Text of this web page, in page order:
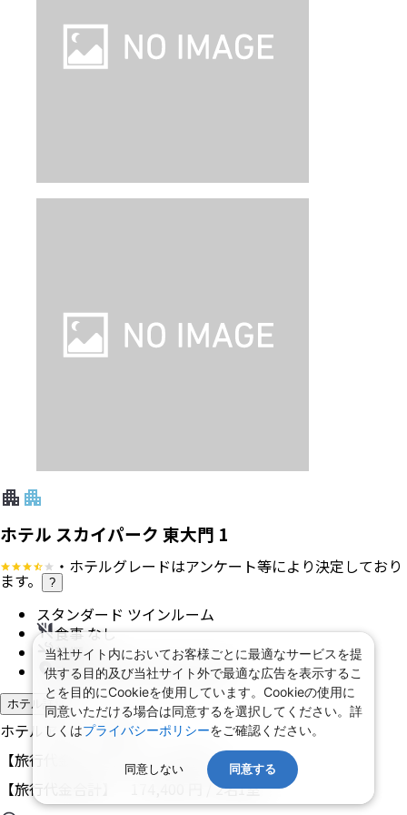
ホテル スカイパーク 東大門 1
・ホテルグレードはアンケート等により決定しており
ます。 ?
スタンダード ツインルーム
食事 なし
禁煙
東大門歴史文化公園に近接
ホテル詳細
ホテルアレンジ可
【旅行代金】大人1名 87,200
円
【旅行代金合計】
/2名1室
当社サイト内においてお客様ごとに最適なサービスを提
供する目的及び当社サイト外で最適な広告を表示するこ
とを目的にCookieを使用しています。Cookieの使用に
同意いただける場合は同意するを選択してください。詳
しくはプライバシーポリシーをご確認ください。
同意しない 同意する